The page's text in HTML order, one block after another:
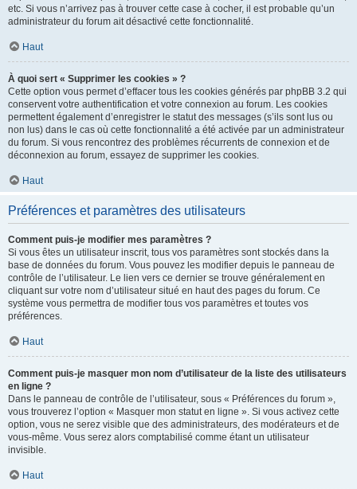
etc. Si vous n’arrivez pas à trouver cette case à cocher, il est probable qu’un
administrateur du forum ait désactivé cette fonctionnalité.
Haut
À quoi sert « Supprimer les cookies » ?
Cette option vous permet d’effacer tous les cookies générés par phpBB 3.2 qui
conservent votre authentification et votre connexion au forum. Les cookies
permettent également d’enregistrer le statut des messages (s’ils sont lus ou
non lus) dans le cas où cette fonctionnalité a été activée par un administrateur
du forum. Si vous rencontrez des problèmes récurrents de connexion et de
déconnexion au forum, essayez de supprimer les cookies.
Haut
Préférences et paramètres des utilisateurs
Comment puis-je modifier mes paramètres ?
Si vous êtes un utilisateur inscrit, tous vos paramètres sont stockés dans la
base de données du forum. Vous pouvez les modifier depuis le panneau de
contrôle de l’utilisateur. Le lien vers ce dernier se trouve généralement en
cliquant sur votre nom d’utilisateur situé en haut des pages du forum. Ce
système vous permettra de modifier tous vos paramètres et toutes vos
préférences.
Haut
Comment puis-je masquer mon nom d’utilisateur de la liste des utilisateurs
en ligne ?
Dans le panneau de contrôle de l’utilisateur, sous « Préférences du forum »,
vous trouverez l’option « Masquer mon statut en ligne ». Si vous activez cette
option, vous ne serez visible que des administrateurs, des modérateurs et de
vous-même. Vous serez alors comptabilisé comme étant un utilisateur
invisible.
Haut